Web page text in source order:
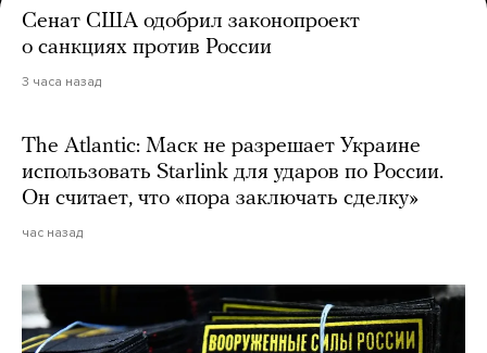
Сенат США одобрил законопроект
о санкциях против России
3 часа назад
The Atlantic: Маск не разрешает Украине
использовать Starlink для ударов по России.
Он считает, что «пора заключать сделку»
час назад